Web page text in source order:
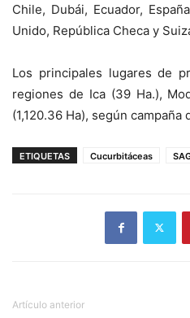
Chile, Dubái, Ecuador,
Unido, República Checa y
Los principales lugares de
regiones de Ica (39 Ha.),
(1,120.36 Ha), según campaña
ETIQUETAS Cucurbitáceas
Artículo anterior